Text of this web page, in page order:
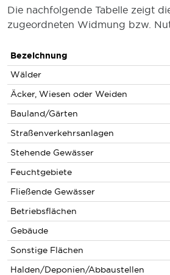
Die nachfolgende Tabelle zeigt
zugeordneten Widmung bzw.
Bezeichnung
Wälder
Äcker, Wiesen oder Weiden
Bauland/Gärten
Straßenverkehrsanlagen
Stehende Gewässer
Feuchtgebiete
Fließende Gewässer
Betriebsflächen
Gebäude
Sonstige Flächen
Halden/Deponien/Abbaustellen